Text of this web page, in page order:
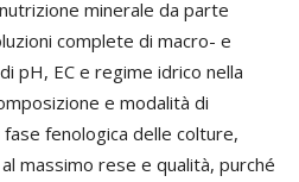
minerale da parte
complete di macro- e
pH, EC e regime idrico nella
e modalità di
fenologica delle colture,
massimo rese e qualità, purché